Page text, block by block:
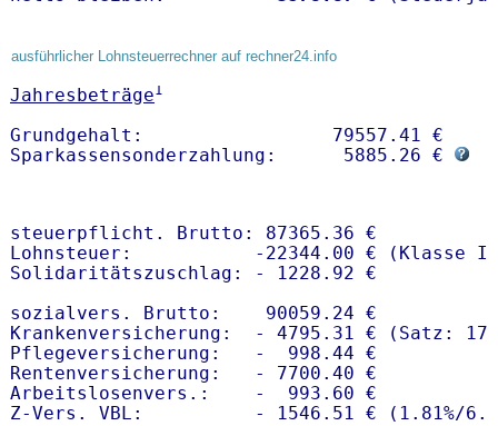
ausführlicher Lohnsteuerrechner auf rechner24.info
Jahresbeträge1
Grundgehalt:                 79557.41 €
Sparkassensonderzahlung:      5885.26 €
steuerpflicht. Brutto: 87365.36 €
Lohnsteuer:           -22344.00 € (Klasse I)
Solidaritätszuschlag: - 1228.92 €
sozialvers. Brutto:    90059.24 €
Krankenversicherung:  - 4795.31 € (Satz:
Pflegeversicherung:   -  998.44 €
Rentenversicherung:   - 7700.40 €
Arbeitslosenvers.:    -  993.60 €
Z-Vers. VBL:          - 1546.51 € ( 1.81%/